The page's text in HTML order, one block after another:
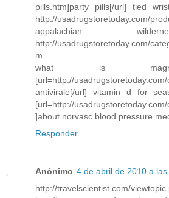
pills.htm]party pills[/url] tied
http://usadrugstoretoday.com/
appalachian
http://usadrugstoretoday.com/
m
what is
[url=http://
antivirale[/url] vitamin d for
[url=http://
]about norvasc blood pressure
Responder
Anónimo 4 de abril de 2010 a
http://travelscientist.com/